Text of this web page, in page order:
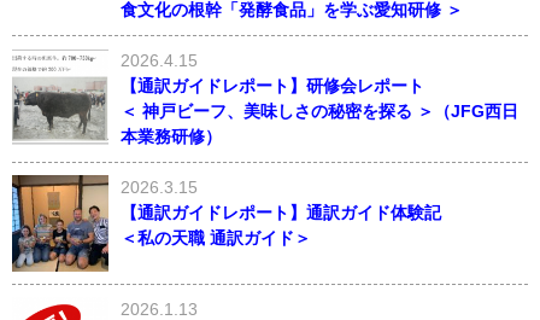
食文化の根幹「発酵食品」を学ぶ愛知研修 ＞
2026.4.15
【通訳ガイドレポート】研修会レポート
＜ 神戸ビーフ、美味しさの秘密を探る ＞（JFG西日
本業務研修）
2026.3.15
【通訳ガイドレポート】通訳ガイド体験記
＜私の天職 通訳ガイド＞
2026.1.13